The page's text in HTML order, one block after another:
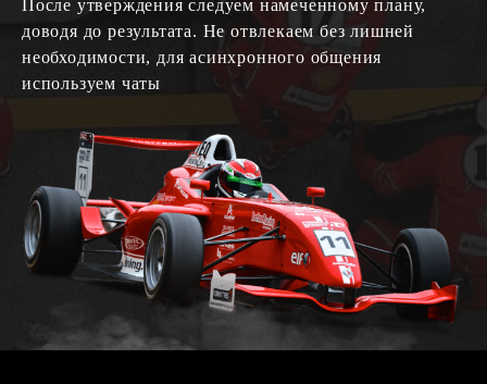
После утверждения следуем намеченному плану,
доводя до результата. Не отвлекаем без лишней
необходимости, для асинхронного общения
используем чаты